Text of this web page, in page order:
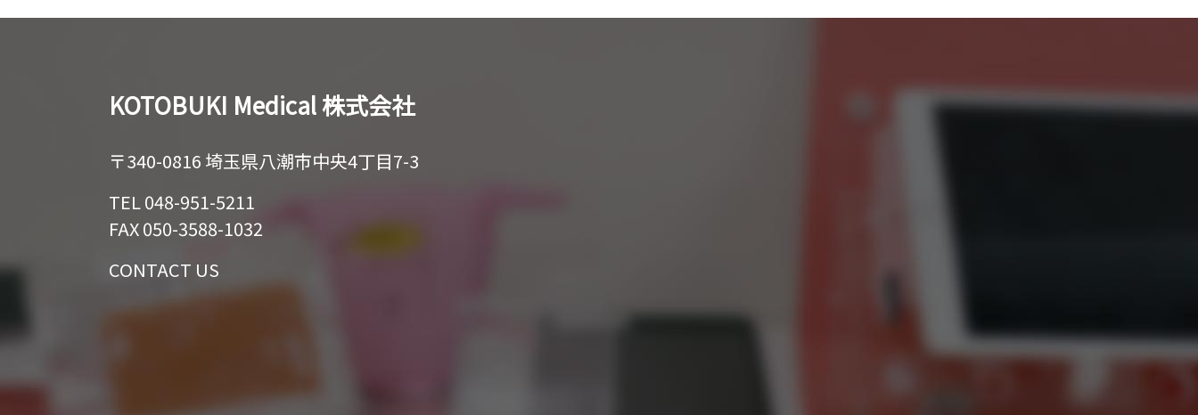
KOTOBUKI Medical 株式会社
〒340-0816 埼玉県八潮市中央4丁目7-3
TEL 048-951-5211
FAX 050-3588-1032
CONTACT US